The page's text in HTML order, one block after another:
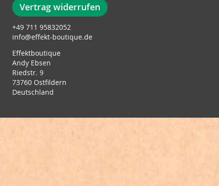
Vertrag widerrufen
+49 711 95832052
info@effekt-boutique.de
Effektboutique
Andy Ebsen
Riedstr. 9
73760 Ostfildern
Deutschland